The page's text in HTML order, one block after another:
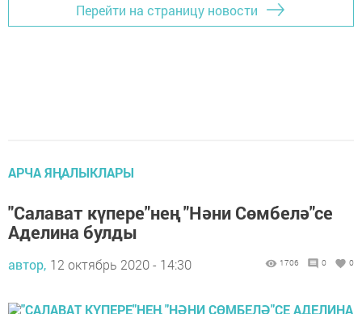
Перейти на страницу новости
АРЧА ЯҢАЛЫКЛАРЫ
"Салават күпере"нең "Нәни Сөмбелә"се
Аделина булды
автор, 12 октябрь 2020 - 14:30 1706 0 0